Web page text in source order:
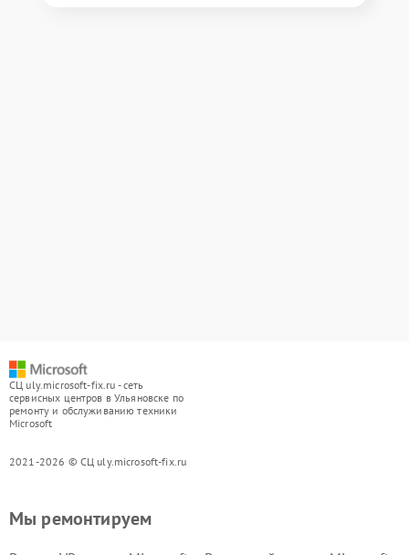
СЦ uly.microsoft-fix.ru - сеть
сервисных центров в Ульяновске по
ремонту и обслуживанию техники
Microsoft
2021-2026 © СЦ uly.microsoft-fix.ru
Мы ремонтируем